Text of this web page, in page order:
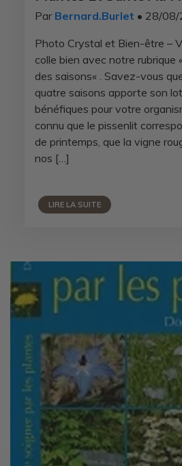
Par Bernard.Burlet • 28/
Photo Crystal et Bien-être –
colle bien avec notre rubrique
des saisons« . Savez-vous
quatre saisons apporte son
bénéfiques pour votre
connu que le pissenlit
de printemps, que la vigne
nos […]
LIRE LA SUITE